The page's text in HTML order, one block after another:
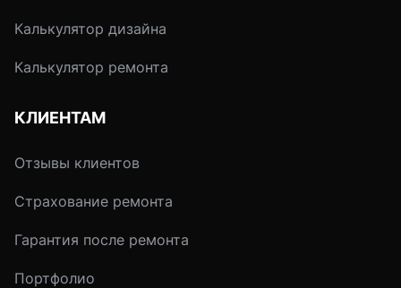
Калькулятор дизайна
Калькулятор ремонта
КЛИЕНТАМ
Отзывы клиентов
Страхование ремонта
Гарантия после ремонта
Портфолио